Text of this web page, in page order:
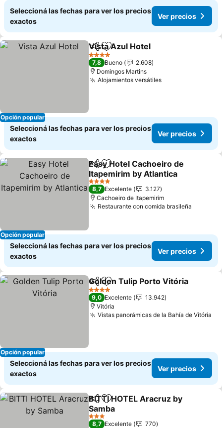
Seleccioná las fechas para ver los precios
exactos
Ver precios
Opción popular
CompartirAñadir a favoritos
Vista Azul Hotel
4 Estrellas
7,8 Bueno
2.608
Domingos Martins
Alojamientos versátilesVer precios
Seleccioná las fechas para ver los precios
exactos
Ver precios
Opción popular
CompartirAñadir a favoritos
Easy Hotel Cachoeiro de
Itapemirim by Atlantica
Ver precios
4 Estrellas
8,7 Excelente
3.127
Cachoeiro de Itapemirim
Restaurante con comida brasileña
Seleccioná las fechas para ver los precios
exactos
Ver precios
Opción popular
CompartirAñadir a favoritos
Golden Tulip Porto Vitória
4 Estrellas
9,0 Excelente
13.942
Vitória
Vistas panorámicas de la Bahía de Vitória
Seleccioná las fechas para ver los precios
exactos
Ver precios
CompartirAñadir a favoritos
BITTI HOTEL Aracruz by
Samba
Ver precios
3 Estrellas
8,7 Excelente
770